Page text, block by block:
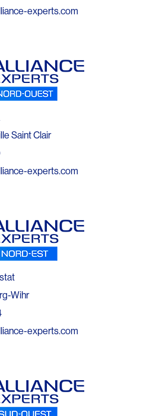
experts.com
Saint Clair
experts.com
Wihr
experts.com